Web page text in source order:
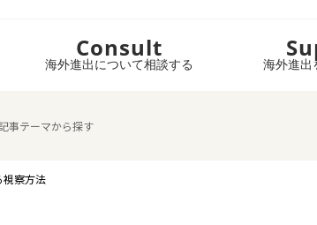
Consult
海外進出について相談する 海外進出
事テーマから探す
視察方法